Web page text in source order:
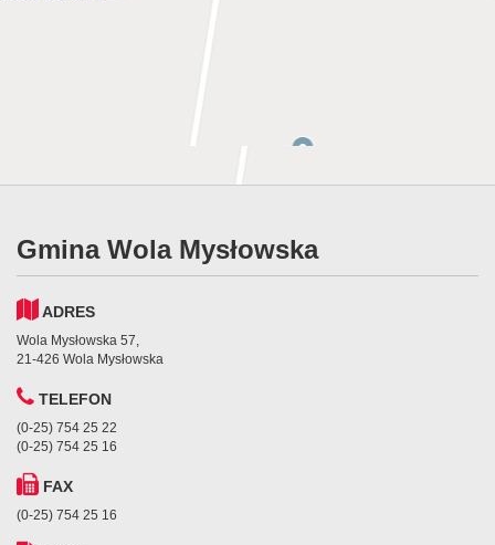
Gmina Wola Mysłowska
ADRES
Wola Mysłowska 57,
21-426 Wola Mysłowska
TELEFON
(0-25) 754 25 22
(0-25) 754 25 16
FAX
(0-25) 754 25 16